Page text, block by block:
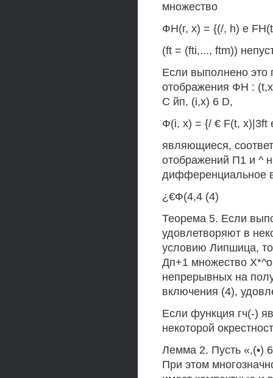
множество
ФН(г, х) = {(/, h) е
(ft = (fti,..., ftm))
Если выполнено это
отображения ФН :
С йп, (i,x) 6 D,
Ф(i, х) = {/ € F(t,
являющиеся,
отображений П1 и ^
дифференциальное
¿€Ф(4,4 (4)
Теорема 5. Если
удовлетворяют в
условию Липшица,
Дп+1 множество
непрерывных на
включения (4),
Если функция гч(-)
некоторой
Лемма 2. Пусть «,(•)
При этом